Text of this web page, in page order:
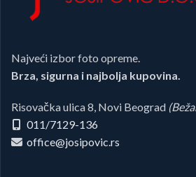
Najveći izbor foto opreme.
Brza, sigurna i najbolja kupovina.
Risovačka ulica 8, Novi Beograd
011/7129-136
office@josipovic.rs